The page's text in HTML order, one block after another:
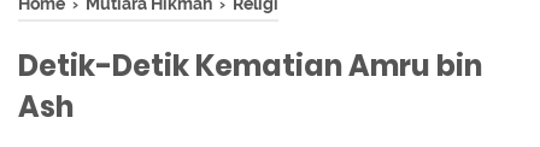
Detik-Detik Kematian Amru bin
Ash